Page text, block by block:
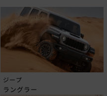
ジープ
ラングラー